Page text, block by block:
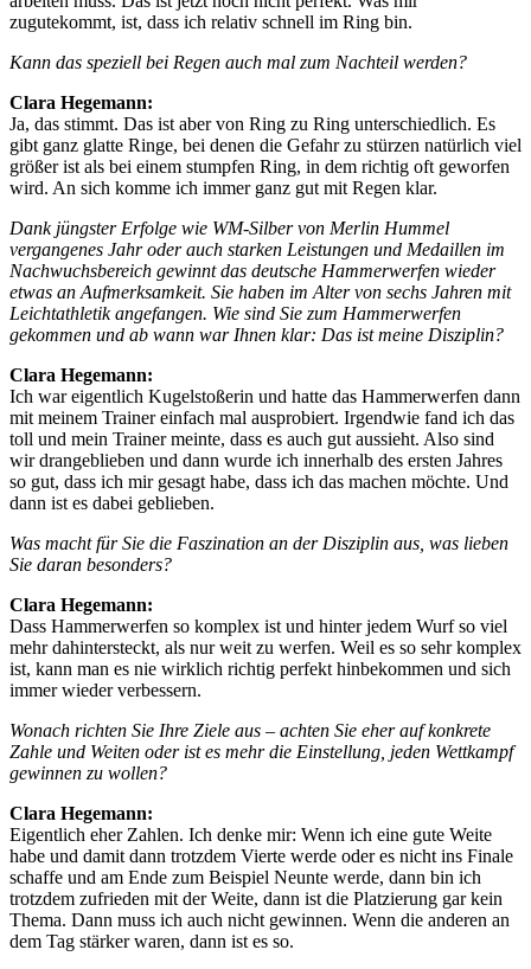
zugutekommt, ist, dass ich relativ schnell im Ring bin.
Kann das speziell bei Regen auch mal zum Nachteil werden?
Clara Hegemann:
Ja, das stimmt. Das ist aber von Ring zu Ring unterschiedlich. Es
gibt ganz glatte Ringe, bei denen die Gefahr zu stürzen natürlich viel
größer ist als bei einem stumpfen Ring, in dem richtig oft geworfen
wird. An sich komme ich immer ganz gut mit Regen klar.
Dank jüngster Erfolge wie WM-Silber von Merlin Hummel
vergangenes Jahr oder auch starken Leistungen und Medaillen im
Nachwuchsbereich gewinnt das deutsche Hammerwerfen wieder
etwas an Aufmerksamkeit. Sie haben im Alter von sechs Jahren mit
Leichtathletik angefangen. Wie sind Sie zum Hammerwerfen
gekommen und ab wann war Ihnen klar: Das ist meine Disziplin?
Clara Hegemann:
Ich war eigentlich Kugelstoßerin und hatte das Hammerwerfen dann
mit meinem Trainer einfach mal ausprobiert. Irgendwie fand ich das
toll und mein Trainer meinte, dass es auch gut aussieht. Also sind
wir drangeblieben und dann wurde ich innerhalb des ersten Jahres
so gut, dass ich mir gesagt habe, dass ich das machen möchte. Und
dann ist es dabei geblieben.
Was macht für Sie die Faszination an der Disziplin aus, was lieben
Sie daran besonders?
Clara Hegemann:
Dass Hammerwerfen so komplex ist und hinter jedem Wurf so viel
mehr dahintersteckt, als nur weit zu werfen. Weil es so sehr komplex
ist, kann man es nie wirklich richtig perfekt hinbekommen und sich
immer wieder verbessern.
Wonach richten Sie Ihre Ziele aus – achten Sie eher auf konkrete
Zahle und Weiten oder ist es mehr die Einstellung, jeden Wettkampf
gewinnen zu wollen?
Clara Hegemann:
Eigentlich eher Zahlen. Ich denke mir: Wenn ich eine gute Weite
habe und damit dann trotzdem Vierte werde oder es nicht ins Finale
schaffe und am Ende zum Beispiel Neunte werde, dann bin ich
trotzdem zufrieden mit der Weite, dann ist die Platzierung gar kein
Thema. Dann muss ich auch nicht gewinnen. Wenn die anderen an
dem Tag stärker waren, dann ist es so.